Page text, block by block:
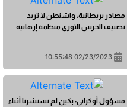
مصادر بريطانية: واشنطن لا تريد
تصنيف الحرس الثوري منظمة إرهابية
02/23/2023 10:55:48
مسؤول أوكراني: بكين لم تستشرنا أثناء